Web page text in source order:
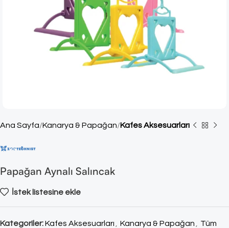
Ana Sayfa Kanarya & Papağan Kafes Aksesuarları
Papağan Aynalı Salıncak
İstek listesine ekle
Kategoriler:Kafes Aksesuarları Kanarya & Papağan
Tüm